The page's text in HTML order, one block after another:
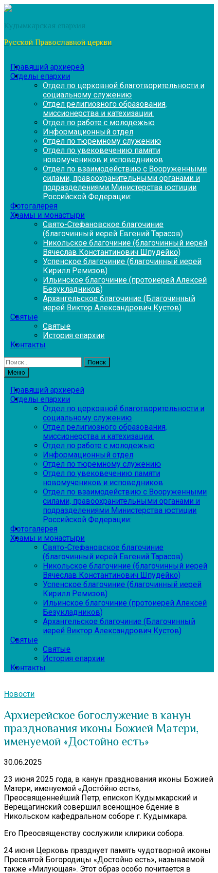
Перейти
содержимому
Кудымкарская епархия
Русской Православной церкви
Правящий архиерей
Отделы епархии
Отдел по церковной благотворительности и
социальному служению
Отдел религиозного образования,
миссионерства и катехизации:
Отдел по работе с молодежью
Информационный отдел
Отдел по тюремному служению
Отдел по увековечению памяти
новомучеников и исповедников
Отдел по взаимодействию с Вооруженными
силами, правоохранительными органами и
подразделениями Министерства юстиции
Российской Федерации:
Фотогалерея
Храмы и монастыри
Свято-Стефановское благочиние
(благочинный иерей Евгений Тарасов)
Никольское благочиние (благочинный иерей
Вячеслав Константинович Шпудейко)
Успенское благочиние (благочинный иерей
Кирилл Ремизов)
Ильинское благочиние (протоиерей Алексей
Безукладников)
Архангельское благочиние (Благочинный
иерей Виктор Александрович Кустов)
Святые
Святые
История епархии
Контакты
Найти:
Меню
Правящий архиерей
Отделы епархии
Отдел по церковной благотворительности и
социальному служению
Отдел религиозного образования,
миссионерства и катехизации:
Отдел по работе с молодежью
Информационный отдел
Отдел по тюремному служению
Отдел по увековечению памяти
новомучеников и исповедников
Отдел по взаимодействию с Вооруженными
силами, правоохранительными органами и
подразделениями Министерства юстиции
Российской Федерации:
Фотогалерея
Храмы и монастыри
Свято-Стефановское благочиние
(благочинный иерей Евгений Тарасов)
Никольское благочиние (благочинный иерей
Вячеслав Константинович Шпудейко)
Успенское благочиние (благочинный иерей
Кирилл Ремизов)
Ильинское благочиние (протоиерей Алексей
Безукладников)
Архангельское благочиние (Благочинный
иерей Виктор Александрович Кустов)
Святые
Святые
История епархии
Контакты
Новости
Архиерейское богослужение в канун
празднования иконы Божией Матери,
именуемой «Досто́йно есть»
30.06.2025
23 июня 2025 года, в канун празднования иконы Божией
Матери, именуемой «Досто́йно есть»,
Преосвященнейший Петр, епископ Кудымкарский и
Верещагинский совершил всенощное бдение в
Никольском кафедральном соборе г. Кудымкара.
Его Преосвященству сослужили клирики собора.
24 июня Церковь празднует память чудотворной иконы
Пресвятой Богородицы «Достойно есть», называемой
также «Милующая». Этот образ особо почитается в